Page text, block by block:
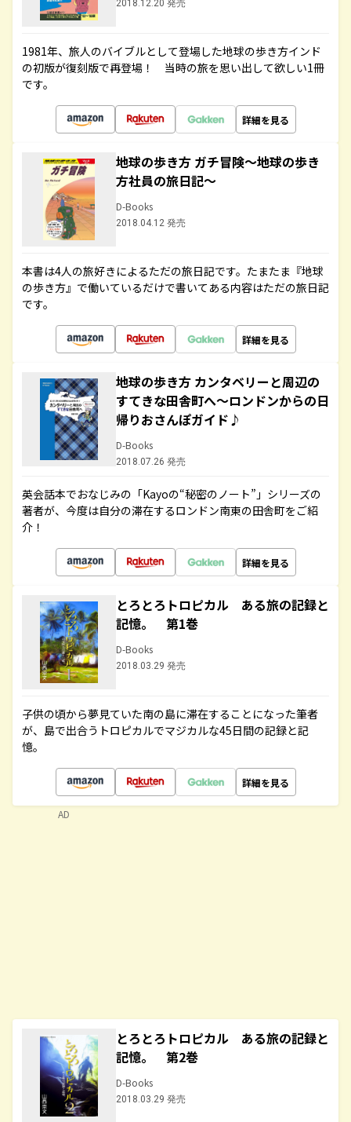
2018.12.20 発売
1981年、旅人のバイブルとして登場した地球の歩き方インド
の初版が復刻版で再登場！ 当時の旅を思い出して欲しい1冊
です。
詳細を見る
地球の歩き方 ガチ冒険～地球の歩き
方社員の旅日記～
D-Books
2018.04.12 発売
本書は4人の旅好きによるただの旅日記です。たまたま『地球
の歩き方』で働いているだけで書いてある内容はただの旅日記
です。
詳細を見る
地球の歩き方 カンタベリーと周辺の
すてきな田舎町へ～ロンドンからの日
帰りおさんぽガイド♪
D-Books
2018.07.26 発売
英会話本でおなじみの「Kayoの“秘密のノート”」シリーズの
著者が、今度は自分の滞在するロンドン南東の田舎町をご紹
介！
詳細を見る
とろとろトロピカル ある旅の記録と
記憶。 第1巻
D-Books
2018.03.29 発売
子供の頃から夢見ていた南の島に滞在することになった筆者
が、島で出合うトロピカルでマジカルな45日間の記録と記
憶。
詳細を見る
とろとろトロピカル ある旅の記録と
記憶。 第2巻
D-Books
2018.03.29 発売
AD